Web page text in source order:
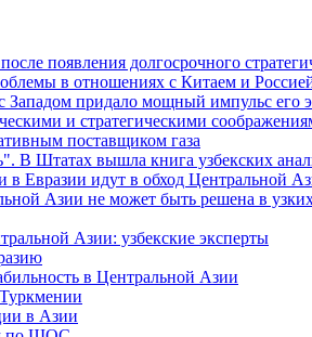
появления долгосрочного
в отношениях с Китаем и
придало мощный импульс его
и стратегическими
поставщиком газа
В Штатах вышла книга узбекских
в Евразии идут в обход Центральной
Азии не может быть решена в
Азии: узбекские эксперты
в Центральной Азии
в Азии